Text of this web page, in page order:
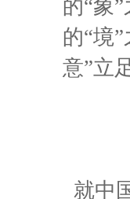
的“象
的“境
意”立
就中